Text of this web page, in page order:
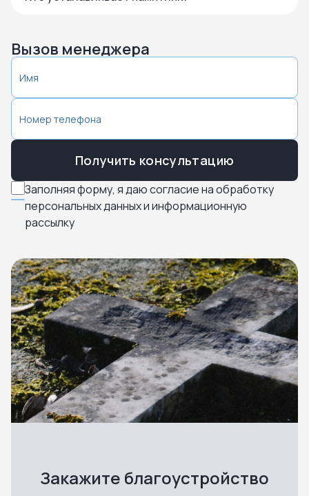
Вызов менеджера
Заполняя форму, я даю согласие на обработку
персональных данных и информационную
рассылку
Получить консультацию
Закажите благоустройство